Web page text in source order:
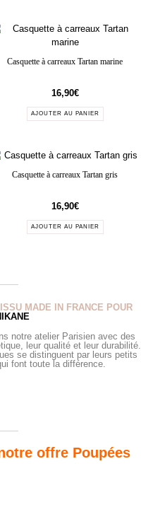
Casquette à carreaux Tartan marine
16,90€
AJOUTER AU PANIER
Casquette à carreaux Tartan gris
16,90€
AJOUTER AU PANIER
MADE IN FRANCE POUR
notre atelier Parisien avec des
leur qualité et leur durabilité.
se distinguent par leurs petits
font toute la différence.
offre Poupées